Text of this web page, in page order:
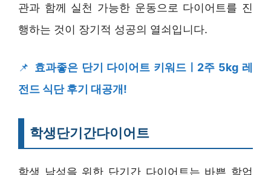
관과 함께 실천 가능한 운동으로 다이어트를 진
행하는 것이 장기적 성공의 열쇠입니다.
📌
효과좋은 단기 다이어트 키워드ㅣ2주 5kg 레
전드 식단 후기 대공개!
학생단기간다이어트
학생 남성을 위한 단기간 다이어트는 바쁜 학업